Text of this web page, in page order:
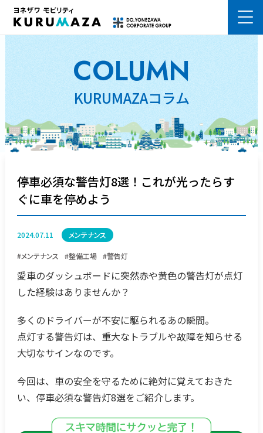
熊本市の車検はKURUMAZA ヨネザワモビリティ株式会社
KURUMAZAコラム
COLUMN
停車必須な警告灯8選！これが光ったらす
ぐに車を停めよう
2024.07.11 メンテナンス
#メンテナンス #整備工場 #警告灯
愛車のダッシュボードに突然赤や黄色の警告灯が点灯
した経験はありませんか？
多くのドライバーが不安に駆られるあの瞬間。
点灯する警告灯は、重大なトラブルや故障を知らせる
大切なサインなのです。
今回は、車の安全を守るために絶対に覚えておきた
い、停車必須な警告灯8選をご紹介します。